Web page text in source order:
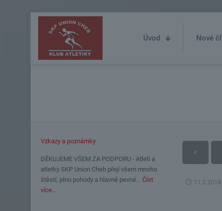
Úvod Nové
11.2.2018
Vzkazy a poznámky
DĚKUJEME VŠEM ZA PODPORU - Atleti a
atletky SKP Union Cheb přejí všem mnoho
štěstí, plno pohody a hlavně pevné… Číst
více…